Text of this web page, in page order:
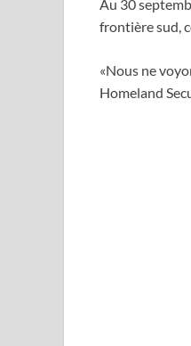
Au 30
frontière sud,
«Nous ne
Homeland